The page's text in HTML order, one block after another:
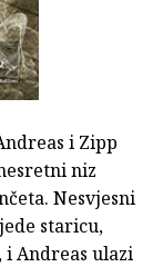
i Zipp
niz
Nesvjesni
staricu,
Andreas ulazi